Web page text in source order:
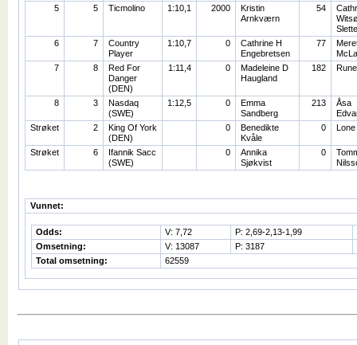
5
5 Ticmolino 1:10,1 2000
Kristin
Arnkværn
54
6
7
Country
Player
1:10,7 0
Cathrine H
Engebretsen
77
7
8
Red For
Danger
(DEN)
1:11,4 0
Madeleine D
Haugland
182
8 3
Nasdaq
(SWE)
1:12,5 0
Emma
Sandberg
213
Åsa
Strøket
2
King Of York
(DEN)
0
Benedikte
Kvåle
0 Lone
Strøket 6
Ifannik Sacc
(SWE)
0
Annika
Sjøkvist
0
Vunnet:
Odds: V: 7,72
P: 2,69-2,13-1,99
Omsetning:
V: 13087
P: 3187
Total omsetning:
62559